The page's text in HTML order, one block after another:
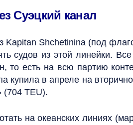
Суэцкий канал
Kapitan Shchetinina (под
судов из этой линейки.
то есть на всю партию
купила в апреле на
TEU).
на океанских линиях